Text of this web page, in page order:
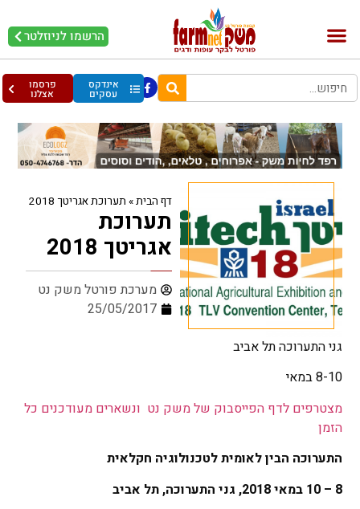
הרשמו לניוזלטר
אינדקס
עסקים
פרסמו
אצלנו
דף הבית» תערוכת אגריטך 2018
תערוכת
אגריטך 2018
מערכת פורטל משק נט
25/05/2017
גני התערוכה תל אביב
8-10 במאי
מצטרפים לדף הפייסבוק של משק נט ונשארים מעודכנים כל
הזמן‎
התערוכה הבין לאומית לטכנולוגיה חקלאית
8 – 10
במאי 2018, גני התערוכה, תל אביב